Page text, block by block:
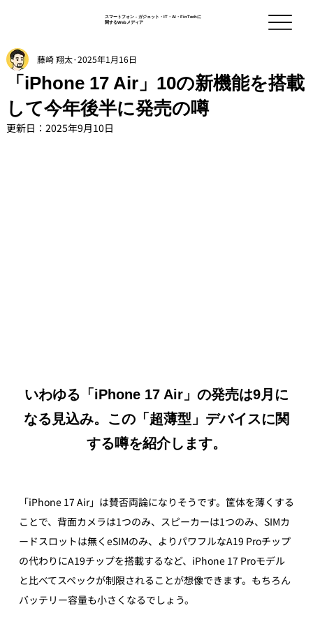
スマートフォン - ガジェット・IT・AI・FinTechに
関するWebメディア
「iPhone 17 Air」10の新機能を搭載
して今年後半に発売の噂
藤崎 翔太 2025年1月16日
更新日： 2025年9月10日
いわゆる「iPhone 17 Air」の発売は9月に
なる見込み。この「超薄型」デバイスに関
する噂を紹介します。
「iPhone 17 Air」は賛否両論になりそうです。筐体を薄くする
ことで、背面カメラは1つのみ、スピーカーは1つのみ、SIMカ
ードスロットは無くeSIMのみ、よりパワフルなA19 Proチップ
の代わりにA19チップを搭載するなど、iPhone 17 Proモデル
と比べてスペックが制限されることが想像できます。もちろん
バッテリー容量も小さくなるでしょう。